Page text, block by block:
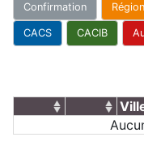
Confirmation
CACS CACIB